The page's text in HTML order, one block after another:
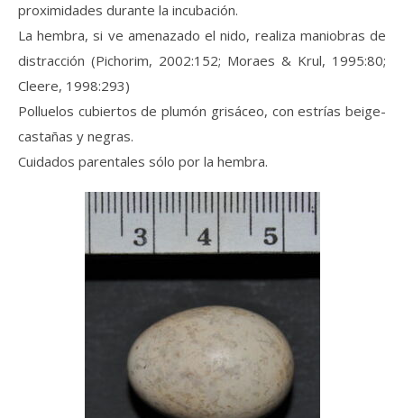
proximidades durante la incubación.
La hembra, si ve amenazado el nido, realiza maniobras de
distracción (Pichorim, 2002:152; Moraes & Krul, 1995:80;
Cleere, 1998:293)
Polluelos cubiertos de plumón grisáceo, con estrías beige-
castañas y negras.
Cuidados parentales sólo por la hembra.